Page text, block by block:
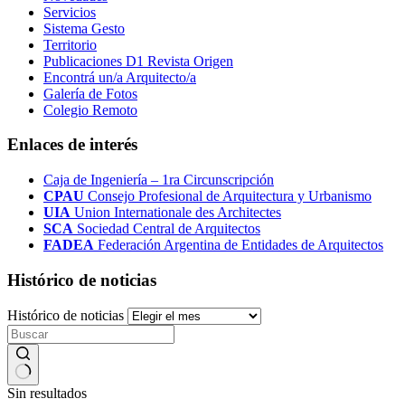
Servicios
Sistema Gesto
Territorio
Publicaciones D1 Revista Origen
Encontrá un/a Arquitecto/a
Galería de Fotos
Colegio Remoto
Enlaces de interés
Caja de Ingeniería – 1ra Circunscripción
CPAU Consejo Profesional de Arquitectura y Urbanismo
UIA Union Internationale des Architectes
SCA Sociedad Central de Arquitectos
FADEA Federación Argentina de Entidades de Arquitectos
Histórico de noticias
Histórico de noticias
Sin resultados